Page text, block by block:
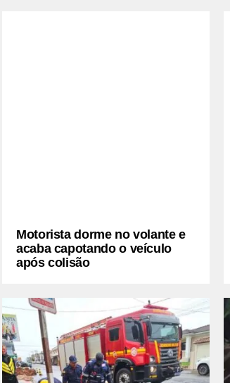
Motorista dorme no volante e
acaba capotando o veículo
após colisão